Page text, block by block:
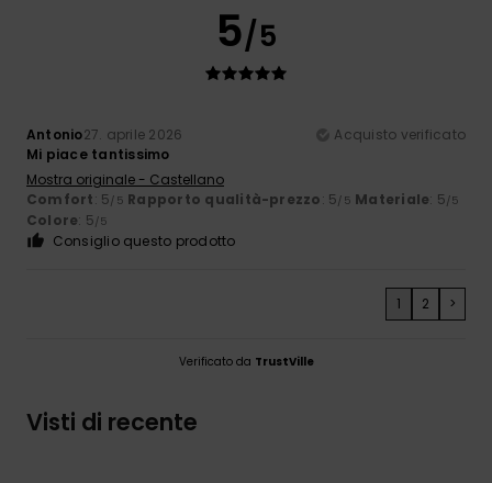
5/5
Antonio27. aprile 2026
Acquisto verificato
Mi piace tantissimo
Mostra originale - Castellano
Comfort: 5/5 Rapporto qualità-prezzo: 5/5 Materiale: 5/5
Colore: 5/5
Consiglio questo prodotto
1 2 >
Verificato da TrustVille
Visti di recente